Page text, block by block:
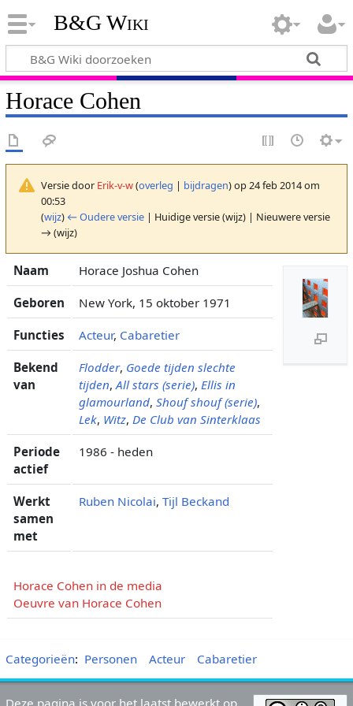
B&G Wiki
Horace Cohen
Versie door Erik-v-w(overleg | bijdragen)op 24 feb 2014 om
00:53
(wijz) ← Oudere versie| Huidige versie (wijz) | Nieuwere versie
→ (wijz)
Naam Horace Joshua Cohen
Geboren New York, 15 oktober 1971
Functies Acteur, Cabaretier
Bekend
van
Flodder, Goede tijden slechte
tijden, All stars (serie), Ellis in
glamourland, Shouf shouf (serie),
Lek, Witz, De Club van Sinterklaas
Periode
actief
1986 - heden
Werkt
samen
met
Ruben Nicolai, Tijl Beckand
Horace Cohen in de media
Oeuvre van Horace Cohen
Categorieën: Personen Acteur Cabaretier
Deze pagina is voor het laatst bewerkt op